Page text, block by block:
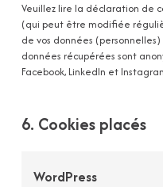
Veuillez lire la déclaration de
(qui peut être modifiée
de vos données
données récupérées sont
Facebook, LinkedIn et
6. Cookies placés
WordPress